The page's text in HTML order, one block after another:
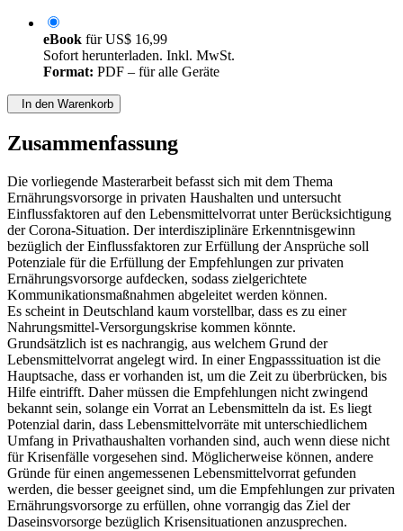
eBook fürUS$ 16,99
Sofort herunterladen. Inkl. MwSt.
Format: PDF – für alle Geräte
In den Warenkorb
Zusammenfassung
Die vorliegende Masterarbeit befasst sich mit dem Thema
Ernährungsvorsorge in privaten Haushalten und untersucht
Einflussfaktoren auf den Lebensmittelvorrat unter Berücksichtigung
der Corona-Situation. Der interdisziplinäre Erkenntnisgewinn
bezüglich der Einflussfaktoren zur Erfüllung der Ansprüche soll
Potenziale für die Erfüllung der Empfehlungen zur privaten
Ernährungsvorsorge aufdecken, sodass zielgerichtete
Kommunikationsmaßnahmen abgeleitet werden können.
Es scheint in Deutschland kaum vorstellbar, dass es zu einer
Nahrungsmittel-Versorgungskrise kommen könnte.
Grundsätzlich ist es nachrangig, aus welchem Grund der
Lebensmittelvorrat angelegt wird. In einer Engpasssituation ist die
Hauptsache, dass er vorhanden ist, um die Zeit zu überbrücken, bis
Hilfe eintrifft. Daher müssen die Empfehlungen nicht zwingend
bekannt sein, solange ein Vorrat an Lebensmitteln da ist. Es liegt
Potenzial darin, dass Lebensmittelvorräte mit unterschiedlichem
Umfang in Privathaushalten vorhanden sind, auch wenn diese nicht
für Krisenfälle vorgesehen sind. Möglicherweise können, andere
Gründe für einen angemessenen Lebensmittelvorrat gefunden
werden, die besser geeignet sind, um die Empfehlungen zur privaten
Ernährungsvorsorge zu erfüllen, ohne vorrangig das Ziel der
Daseinsvorsorge bezüglich Krisensituationen anzusprechen.